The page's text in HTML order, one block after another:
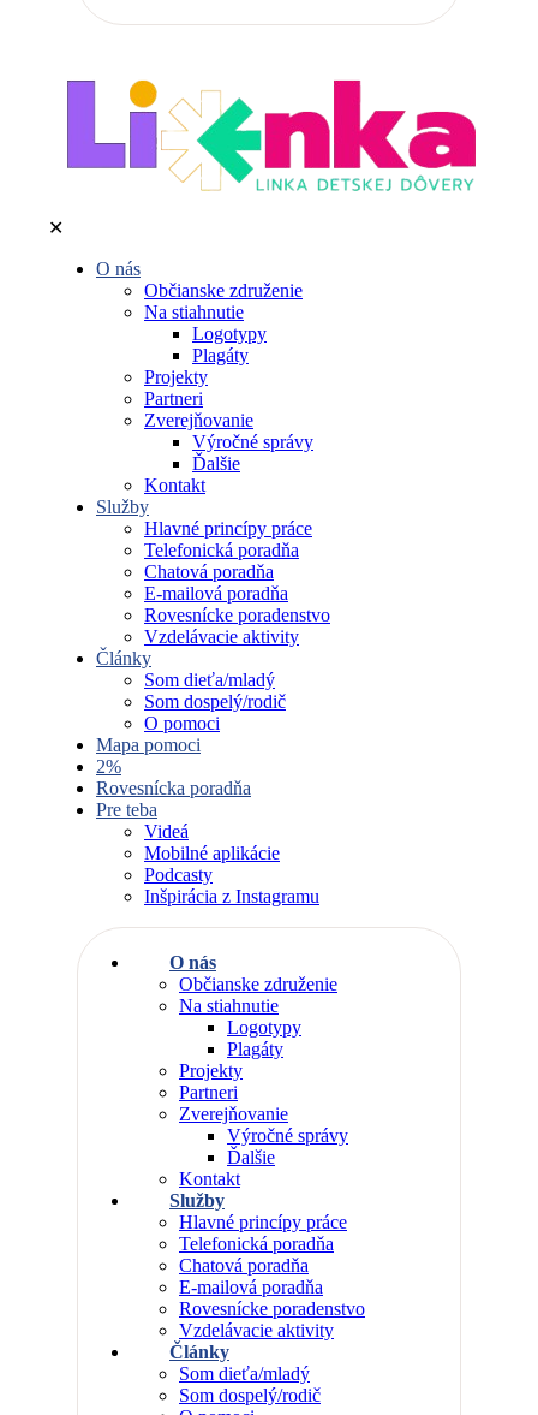
✕
O nás
Občianske združenie
Na stiahnutie
Logotypy
Plagáty
Projekty
Partneri
Zverejňovanie
Výročné správy
Ďalšie
Kontakt
Služby
Hlavné princípy práce
Telefonická poradňa
Chatová poradňa
E-mailová poradňa
Rovesnícke poradenstvo
Vzdelávacie aktivity
Články
Som dieťa/mladý
Som dospelý/rodič
O pomoci
Mapa pomoci
2%
Rovesnícka poradňa
Pre teba
Videá
Mobilné aplikácie
Podcasty
Inšpirácia z Instagramu
O nás
Občianske združenie
Na stiahnutie
Logotypy
Plagáty
Projekty
Partneri
Zverejňovanie
Výročné správy
Ďalšie
Kontakt
Služby
Hlavné princípy práce
Telefonická poradňa
Chatová poradňa
E-mailová poradňa
Rovesnícke poradenstvo
Vzdelávacie aktivity
Články
Som dieťa/mladý
Som dospelý/rodič